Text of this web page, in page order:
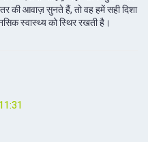
की आवाज़ सुनते हैं, तो वह हमें सही दिशा
स्वास्थ्य को स्थिर रखती है।